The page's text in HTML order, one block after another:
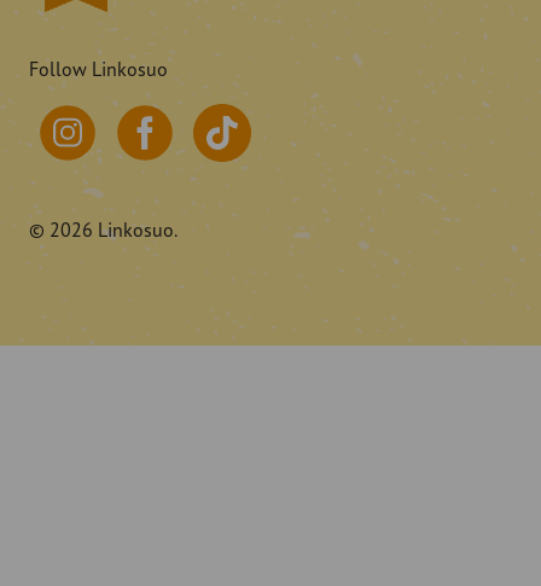
Follow Linkosuo
© 2026 Linkosuo.